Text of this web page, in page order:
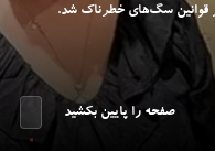
قوانین سگ‌های خطرناک شد.
صفحه را پایین بکشید